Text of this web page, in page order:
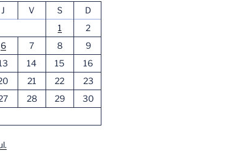
J V S
D
1
2
6 7 8
9
14 15
16
21 22
23
28 29
30